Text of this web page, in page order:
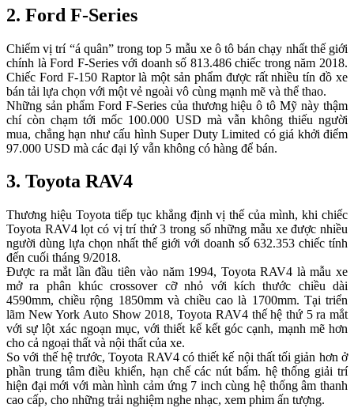
2. Ford F-Series
Chiếm vị trí “á quân” trong top 5 mẫu xe ô tô bán chạy nhất thế giới
chính là Ford F-Series với doanh số 813.486 chiếc trong năm 2018.
Chiếc Ford F-150 Raptor là một sản phẩm được rất nhiều tín đồ xe
bán tải lựa chọn với một vẻ ngoài vô cùng mạnh mẽ và thể thao.
Những sản phẩm Ford F-Series của thương hiệu ô tô Mỹ này thậm
chí còn chạm tới mốc 100.000 USD mà vẫn không thiếu người
mua, chẳng hạn như cấu hình Super Duty Limited có giá khởi điểm
97.000 USD mà các đại lý vẫn không có hàng để bán.
3. Toyota RAV4
Thương hiệu Toyota tiếp tục khẳng định vị thế của mình, khi chiếc
Toyota RAV4 lọt có vị trí thứ 3 trong số những mẫu xe được nhiều
người dùng lựa chọn nhất thế giới với doanh số 632.353 chiếc tính
đến cuối tháng 9/2018.
Được ra mắt lần đầu tiên vào năm 1994, Toyota RAV4 là mẫu xe
mở ra phân khúc crossover cỡ nhỏ với kích thước chiều dài
4590mm, chiều rộng 1850mm và chiều cao là 1700mm. Tại triển
lãm New York Auto Show 2018, Toyota RAV4 thế hệ thứ 5 ra mắt
với sự lột xác ngoạn mục, với thiết kế kết góc cạnh, mạnh mẽ hơn
cho cả ngoại thất và nội thất của xe.
So với thế hệ trước, Toyota RAV4 có thiết kế nội thất tối giản hơn ở
phần trung tâm điều khiển, hạn chế các nút bấm. hệ thống giải trí
hiện đại mới với màn hình cảm ứng 7 inch cùng hệ thống âm thanh
cao cấp, cho những trải nghiệm nghe nhạc, xem phim ấn tượng.